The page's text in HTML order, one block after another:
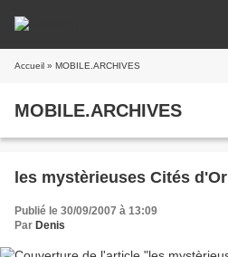
Accueil » MOBILE.ARCHIVES
MOBILE.ARCHIVES
les mystèrieuses Cités d'Or
Publié le 30/09/2007 à 13:09
Par Denis